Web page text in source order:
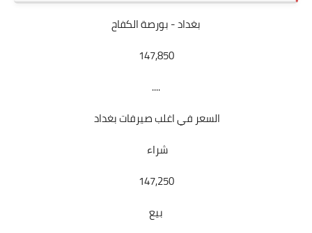
بغداد - بورصة الكفاح
147,850
....
السعر في اغلب صيرفات بغداد
شراء
147,250
بيع